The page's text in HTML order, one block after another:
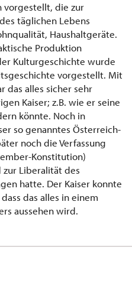
vorgestellt, die zur
täglichen Lebens
Haushaltgeräte.
Produktion
Kulturgeschichte wurde
vorgestellt. Mit
das alles sicher sehr
Kaiser; z.B. wie er seine
könnte. Noch in
so genanntes Österreich-
noch die Verfassung
Konstitution)
zur Liberalität des
hatte. Der Kaiser konnte
das alles in einem
aussehen wird.